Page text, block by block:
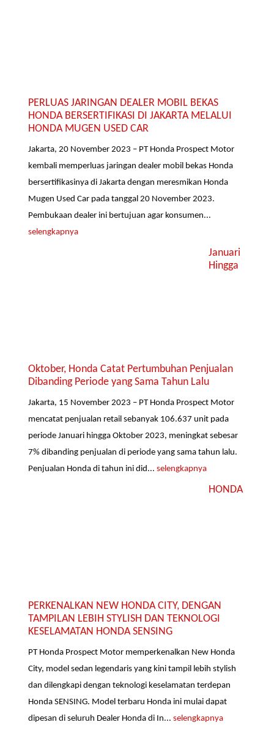
PERLUAS JARINGAN DEALER MOBIL BEKAS
HONDA BERSERTIFIKASI DI JAKARTA MELALUI
HONDA MUGEN USED CAR
Jakarta, 20 November 2023 – PT Honda Prospect Motor
kembali memperluas jaringan dealer mobil bekas Honda
bersertifikasinya di Jakarta dengan meresmikan Honda
Mugen Used Car pada tanggal 20 November 2023.
Pembukaan dealer ini bertujuan agar konsumen...
selengkapnya
Januari
Hingga
Oktober, Honda Catat Pertumbuhan Penjualan
Dibanding Periode yang Sama Tahun Lalu
Jakarta, 15 November 2023 – PT Honda Prospect Motor
mencatat penjualan retail sebanyak 106.637 unit pada
periode Januari hingga Oktober 2023, meningkat sebesar
7% dibanding penjualan di periode yang sama tahun lalu.
Penjualan Honda di tahun ini did...selengkapnya
HONDA
PERKENALKAN NEW HONDA CITY, DENGAN
TAMPILAN LEBIH STYLISH DAN TEKNOLOGI
KESELAMATAN HONDA SENSING
PT Honda Prospect Motor memperkenalkan New Honda
City, model sedan legendaris yang kini tampil lebih stylish
dan dilengkapi dengan teknologi keselamatan terdepan
Honda SENSING. Model terbaru Honda ini mulai dapat
dipesan di seluruh Dealer Honda di In...selengkapnya